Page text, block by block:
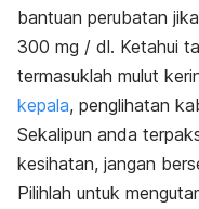
bantuan perubatan
300 mg / dl. Ketahui
termasuklah mulut
kepala, penglihatan
Sekalipun anda
kesihatan, jangan
Pilihlah untuk